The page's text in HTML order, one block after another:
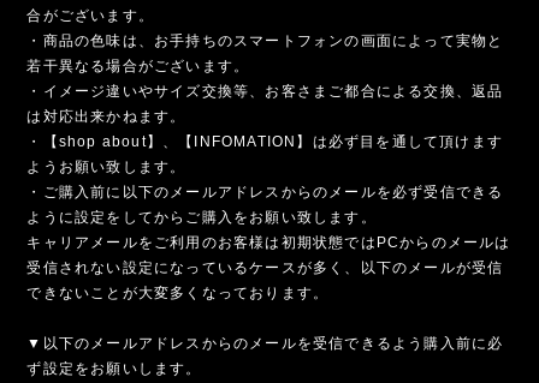
合がございます。
・商品の色味は、お手持ちのスマートフォンの画面によって実物と
若干異なる場合がございます。
・イメージ違いやサイズ交換等、お客さまご都合による交換、返品
は対応出来かねます。
・【shop about】、【INFOMATION】は必ず目を通して頂けます
ようお願い致します。
・ご購入前に以下のメールアドレスからのメールを必ず受信できる
ように設定をしてからご購入をお願い致します。
キャリアメールをご利用のお客様は初期状態ではPCからのメールは
受信されない設定になっているケースが多く、以下のメールが受信
できないことが大変多くなっております。
▼以下のメールアドレスからのメールを受信できるよう購入前に必
ず設定をお願いします。